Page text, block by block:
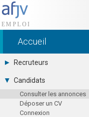
Accueil
Recruteurs
Déposer une annonce
Tarifs
Interface recruteur
Candidats
Consulter les annonces
Déposer un CV
Connexion